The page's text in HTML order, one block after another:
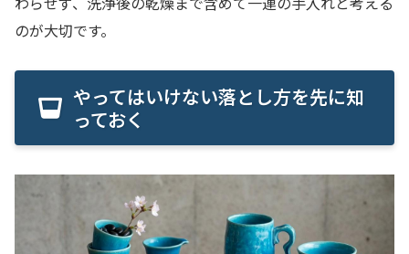
のが大切です。
やってはいけない落とし方を先に知
っておく